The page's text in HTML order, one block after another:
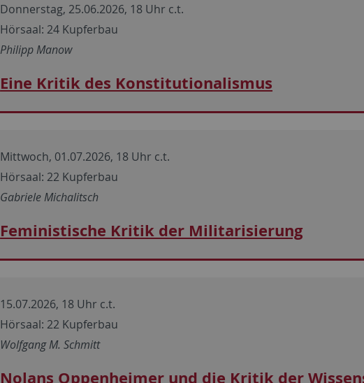
Donnerstag, 25.06.2026, 18 Uhr c.t.
Hörsaal: 24 Kupferbau
Philipp Manow
Eine Kritik des Konstitutionalismus
Mittwoch, 01.07.2026, 18 Uhr c.t.
Hörsaal: 22 Kupferbau
Gabriele Michalitsch
Feministische Kritik der Militarisierung
15.07.2026, 18 Uhr c.t.
Hörsaal: 22 Kupferbau
Wolfgang M. Schmitt
Nolans Oppenheimer und die Kritik der